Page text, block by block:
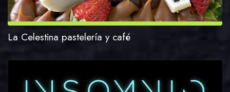
La Celestina pastelería y café